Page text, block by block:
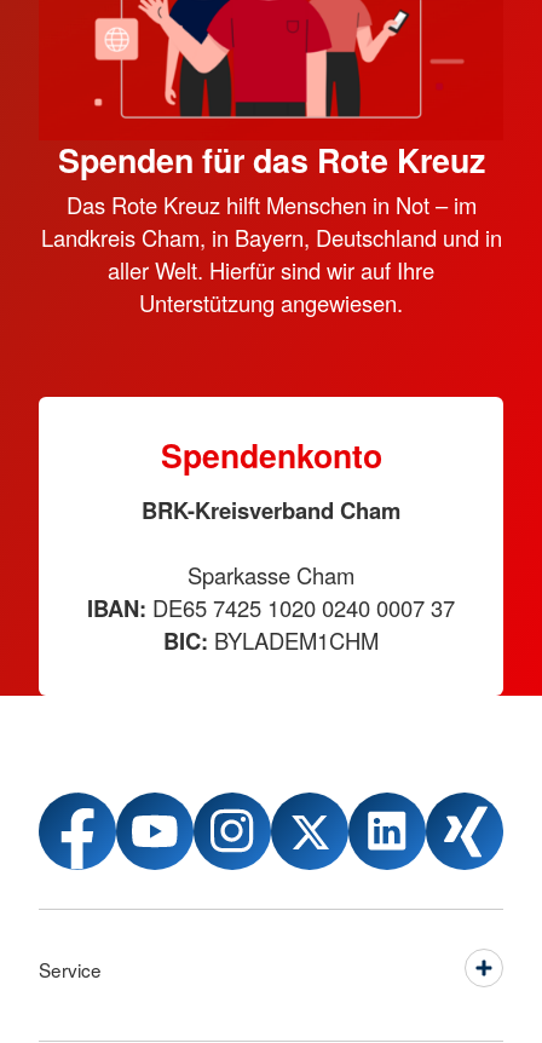
Spenden für das Rote Kreuz
Das Rote Kreuz hilft Menschen in Not – im
Landkreis Cham, in Bayern, Deutschland und in
aller Welt. Hierfür sind wir auf Ihre
Unterstützung angewiesen.
Spendenkonto
BRK-Kreisverband Cham
Sparkasse Cham
IBAN: DE65 7425 1020 0240 0007 37
BIC: BYLADEM1CHM
Service